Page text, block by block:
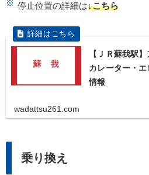
停止位置の詳細は↓こちら
【ＪＲ蘇我駅
カレーター・
情報
wadattsu261.com
乗り換え